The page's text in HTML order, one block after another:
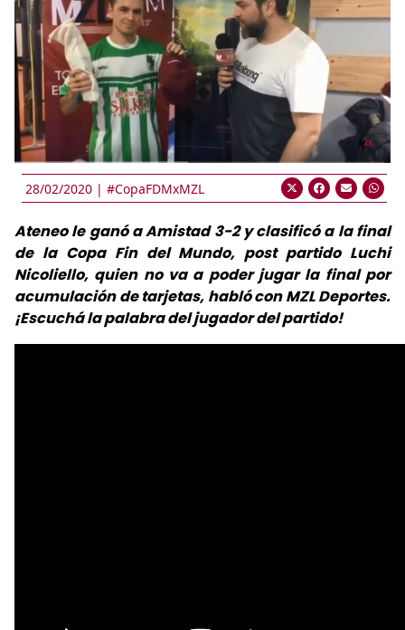
28/02/2020 | #CopaFDMxMZL
Ateneo le ganó a Amistad 3-2 y clasificó a la final
de la Copa Fin del Mundo, post partido Luchi
Nicoliello, quien no va a poder jugar la final por
acumulación de tarjetas, habló con MZL Deportes.
¡Escuchá la palabra del jugador del partido!